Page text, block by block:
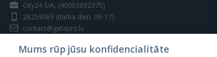
City24 SIA, (40003692375)
28259069 (darba dien. 09-17)
contact@getapro.lv
Mums rūp jūsu konfidencialitāte